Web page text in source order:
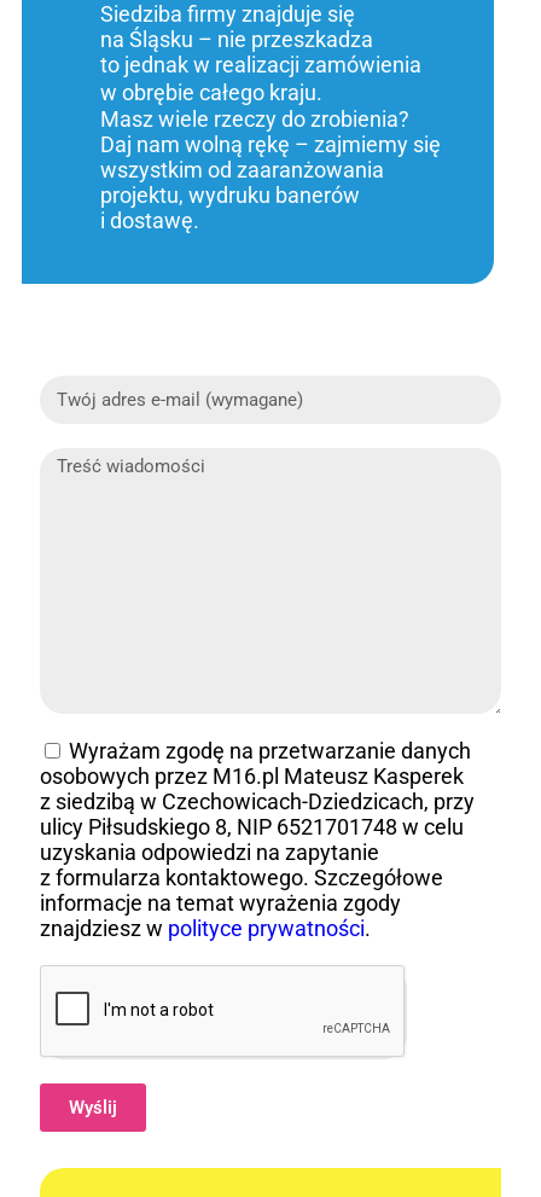
Siedziba firmy znajduje się
na Śląsku – nie przeszkadza
to jednak w realizacji zamówienia
w obrębie całego kraju.
Masz wiele rzeczy do zrobienia?
Daj nam wolną rękę – zajmiemy się
wszystkim od zaaranżowania
projektu, wydruku banerów
i dostawę.
Wyrażam zgodę na przetwarzanie danych
osobowych przez M16.pl Mateusz Kasperek
z siedzibą w Czechowicach-Dziedzicach, przy
ulicy Piłsudskiego 8, NIP 6521701748 w celu
uzyskania odpowiedzi na zapytanie
z formularza kontaktowego. Szczegółowe
informacje na temat wyrażenia zgody
znajdziesz w polityce prywatności.
Wyślij